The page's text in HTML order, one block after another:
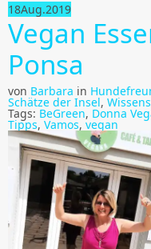
18Aug.2019
Vegan
Ponsa
von Barbara in
Schätze der Insel,
Tags: BeGreen, Donna
Tipps, Vamos, vegan